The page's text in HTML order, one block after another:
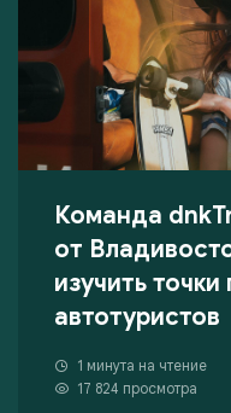
Команда
от
изучить
автотуристов
1 минута на чтение
17 824 просмотра